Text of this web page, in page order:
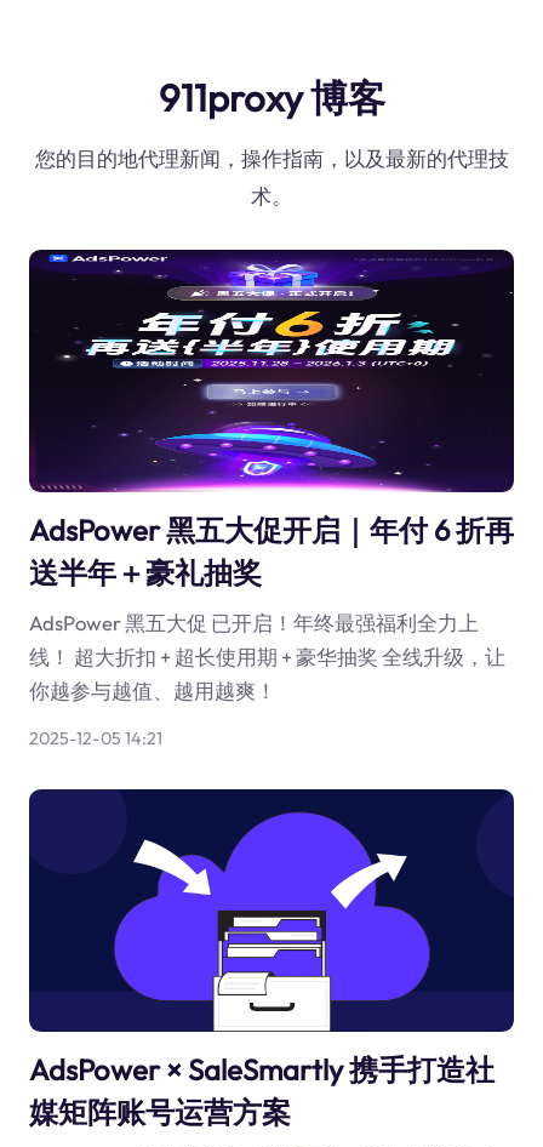
911proxy 博客
您的目的地代理新闻，操作指南，以及最新的代理技
术。
AdsPower 黑五大促开启｜年付 6 折再
送半年＋豪礼抽奖
AdsPower 黑五大促 已开启！年终最强福利全力上
线！ 超大折扣 + 超长使用期 + 豪华抽奖 全线升级，让
你越参与越值、越用越爽！
2025-12-05 14:21
AdsPower × SaleSmartly 携手打造社
媒矩阵账号运营方案